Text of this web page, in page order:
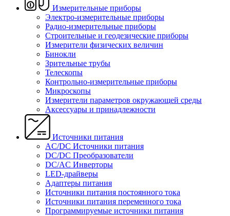
Измерительные приборы
Электро-измерительные приборы
Радио-измерительные приборы
Строительные и геодезические приборы
Измерители физических величин
Бинокли
Зрительные трубы
Телескопы
Контрольно-измерительные приборы
Микроскопы
Измерители параметров окружающей среды
Аксессуары и принадлежности
Источники питания
AC/DC Источники питания
DC/DC Преобразователи
DC/AC Инверторы
LED-драйверы
Адаптеры питания
Источники питания постоянного тока
Источники питания переменного тока
Программируемые источники питания